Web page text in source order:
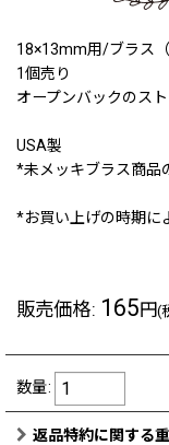
18×13mm用/ブラス（
1個売り
オープンバックのス
USA製
*未メッキブラス商品
*お買い上げの時期に
販売価格: 165円(
数量:
返品特約に関する